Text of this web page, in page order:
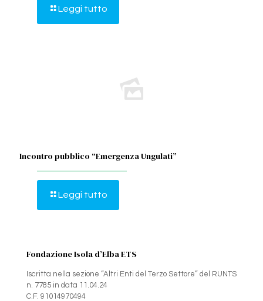
Leggi tutto
Incontro pubblico “Emergenza Ungulati”
Leggi tutto
Fondazione Isola d’Elba ETS
Iscritta nella sezione “Altri Enti del Terzo Settore” del RUNTS
n. 7785 in data 11.04.24
C.F. 91014970494